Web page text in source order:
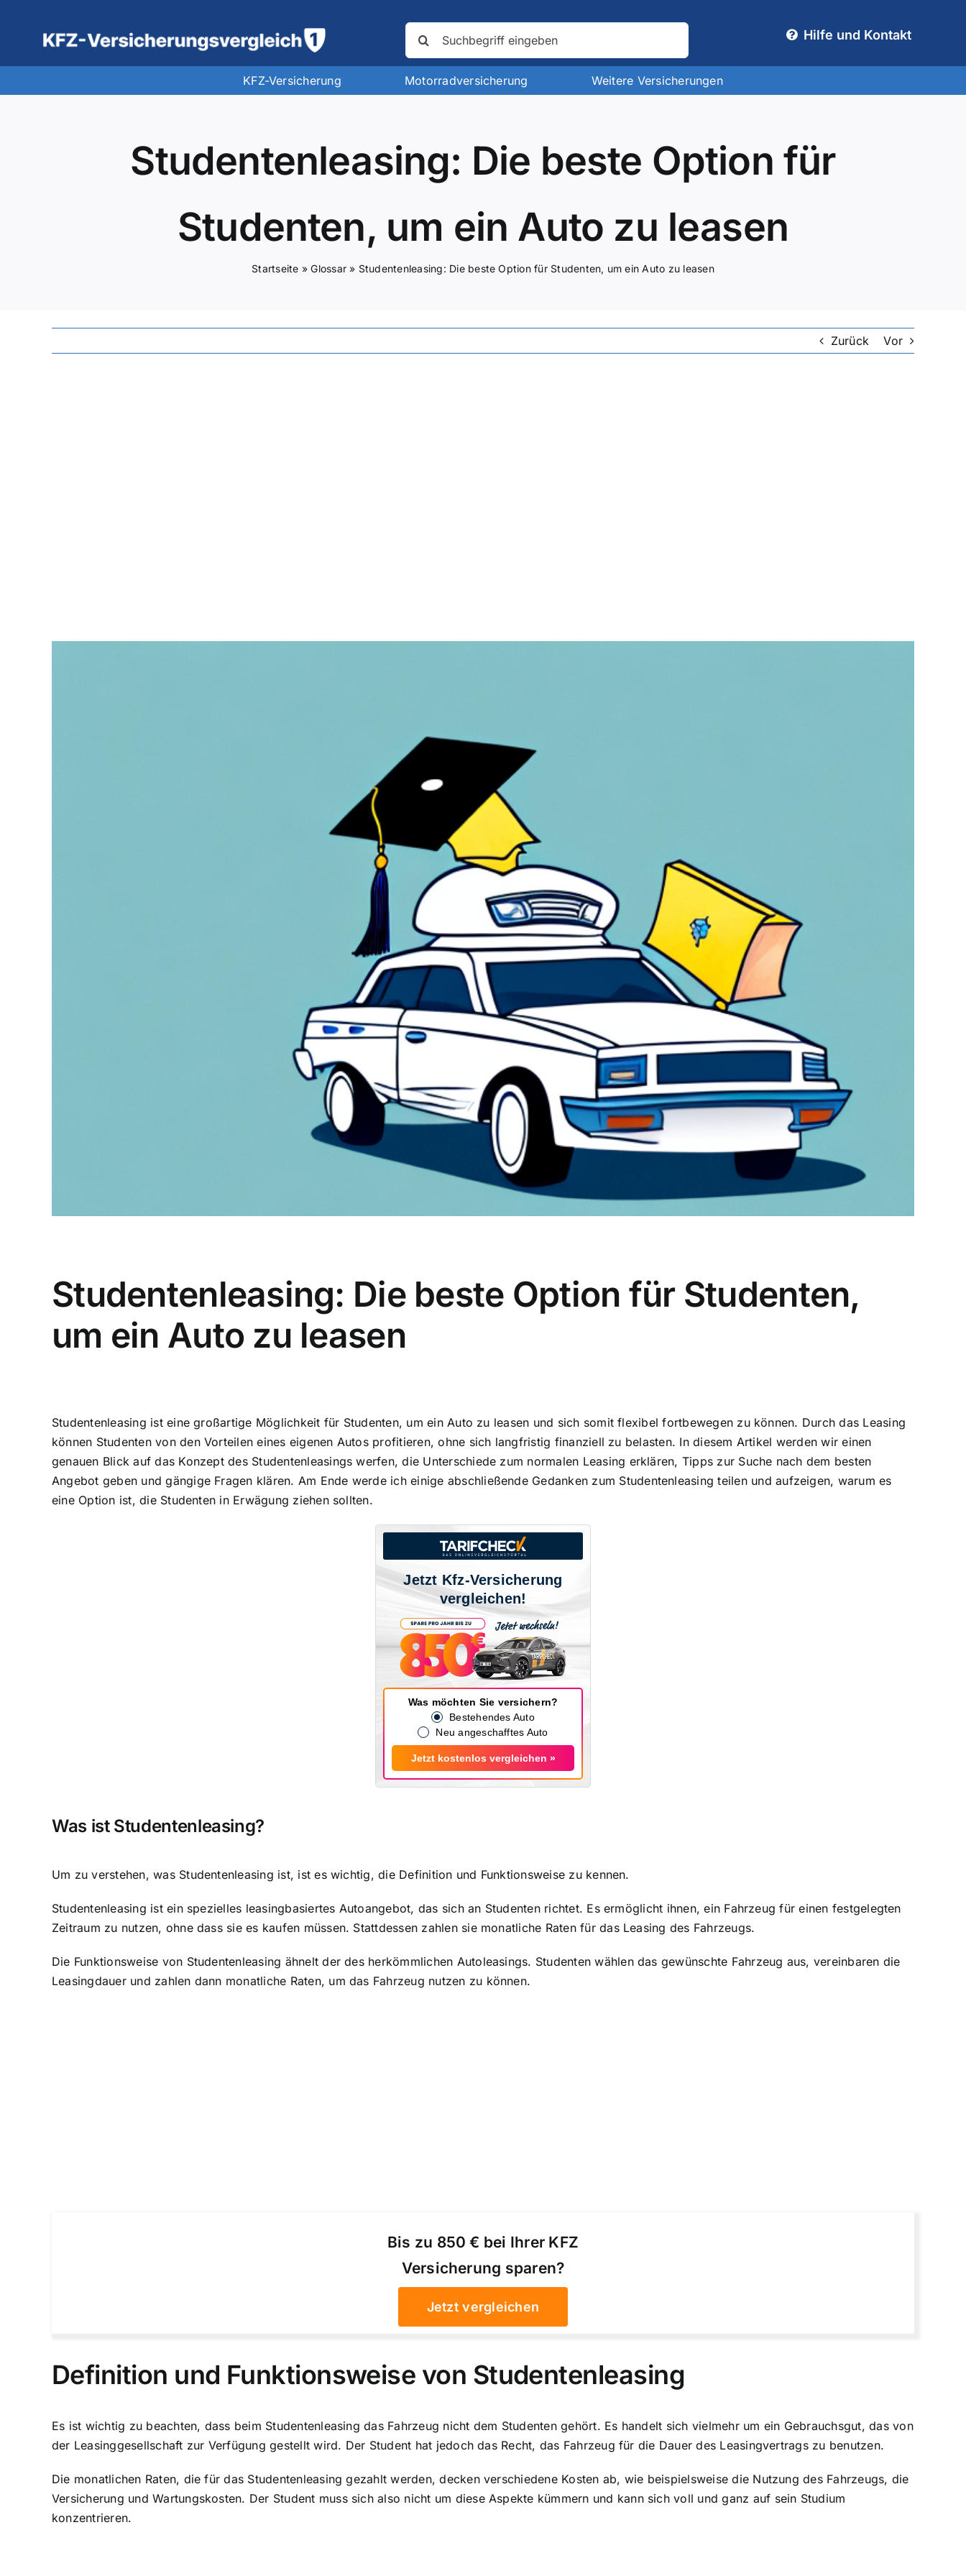
springen
nach:
Hilfe und Kontakt
KFZ-Versicherung Motorradversicherung Weitere Versicherungen
Studentenleasing: Die beste Option für
Studenten, um ein Auto zu leasen
Startseite »Glossar » Studentenleasing: Die beste Option für Studenten, um ein Auto zu leasen
Zurück Vor
Studentenleasing: Die beste Option für Studenten,
um ein Auto zu leasen
Studentenleasing ist einegroßartige Möglichkeit für Studenten, um ein Auto zu leasen und sich somit flexibel fortbewegen zu können. Durch das Leasing
können Studenten von den Vorteilen eines eigenen Autos profitieren, ohne sich langfristig finanziell zu belasten. In diesem Artikel werden wir einen
genauen Blick auf das Konzept des Studentenleasings werfen, die Unterschiede zum normalen Leasing erklären, Tipps zur Suche nach dem besten
Angebot geben und gängige Fragen klären. Am Ende werde ich einige abschließende Gedanken zum Studentenleasing teilen und aufzeigen, warum es
eine Option ist, die Studenten in Erwägung ziehen sollten.
Jetzt Kfz-Versicherung
vergleichen!
Was möchten Sie versichern?
Bestehendes Auto
Neu angeschafftes Auto
Jetzt kostenlos vergleichen »
Was ist Studentenleasing?
Um zu verstehen, was Studentenleasing ist, ist es wichtig, die Definition und Funktionsweise zu kennen.
Studentenleasing ist ein spezielles leasingbasiertes Autoangebot, das sich an Studenten richtet. Es ermöglicht ihnen, ein Fahrzeug für einen festgelegten
Zeitraum zu nutzen, ohne dass sie es kaufen müssen. Stattdessen zahlen sie monatliche Raten für das Leasing des Fahrzeugs.
Die Funktionsweise von Studentenleasing ähnelt der des herkömmlichen Autoleasings. Studenten wählen das gewünschte Fahrzeug aus, vereinbaren die
Leasingdauer und zahlen dann monatliche Raten, um das Fahrzeug nutzen zu können.
Bis zu 850 € bei Ihrer KFZ
Versicherung sparen?
Jetzt vergleichen
Definition und Funktionsweise von Studentenleasing
Es ist wichtig zu beachten, dass beim Studentenleasing das Fahrzeug nicht dem Studenten gehört. Es handelt sich vielmehr um ein Gebrauchsgut, das von
der Leasinggesellschaft zur Verfügung gestellt wird. Der Student hat jedoch das Recht, das Fahrzeug für die Dauer des Leasingvertrags zu benutzen.
Die monatlichen Raten, die für das Studentenleasing gezahlt werden, decken verschiedene Kosten ab, wie beispielsweise die Nutzung des Fahrzeugs, die
Versicherung und Wartungskosten. Der Student muss sich also nicht um diese Aspekte kümmern und kann sich voll und ganz auf sein Studium
konzentrieren.